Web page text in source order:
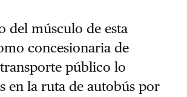
del músculo de esta
concesionaria de
público lo
en la ruta de autobús por